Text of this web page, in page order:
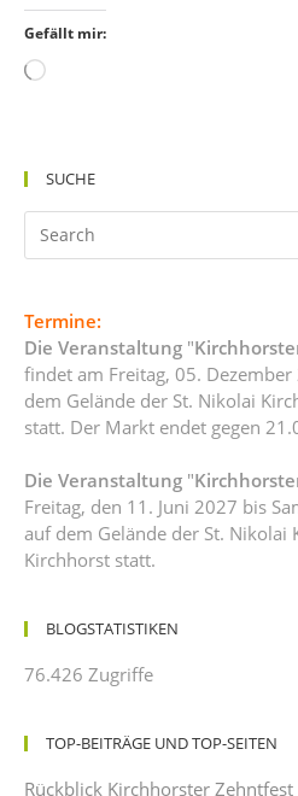
Gefällt mir:
Wird
SUCHE
Termine:
Die Veranstaltung "
findet am Freitag, 05.
dem Gelände der St. Nikolai
statt. Der Markt endet gegen
Die Veranstaltung "
Freitag, den 11. Juni 2027 bis
auf dem Gelände der St. Nikolai
Kirchhorst statt.
BLOGSTATISTIKEN
76.426 Zugriffe
TOP-BEITRÄGE UND TOP-SEITEN
Rückblick Kirchhorster